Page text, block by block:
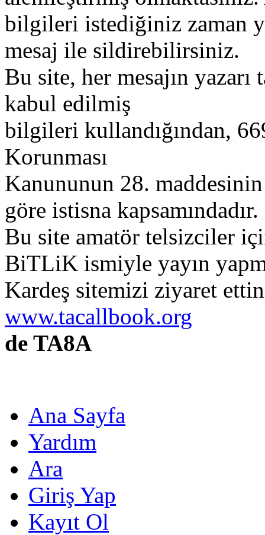
bilgileri istediğiniz zaman
mesaj ile sildirebilirsiniz.
Bu site, her mesajın
kabul edilmiş
bilgileri kullandığından,
Korunması
Kanununun 28. maddesinin
göre istisna kapsamındadır.
Bu site amatör telsizciler
BiTLiK ismiyle yayın
Kardeş sitemizi ziyaret
www.tacallbook.org
de TA8A
Ana Sayfa
Yardım
Ara
Giriş Yap
Kayıt Ol